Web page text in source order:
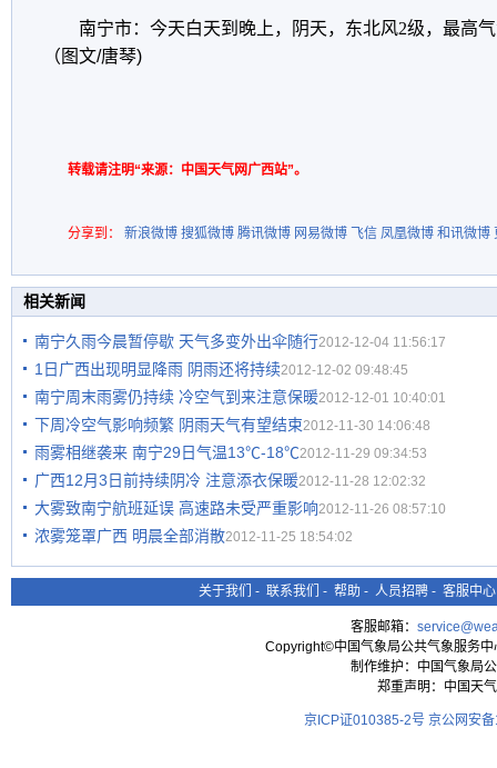
南宁市： 今天白天到晚上，阴天，东北风2级，最高
（图文/唐琴)
转载请注明“来源：中国天气网广西站”。
分享到： 新浪微博 搜狐微博 腾讯微博 网易微博 飞信 凤凰微博 和讯微博
相关新闻
南宁久雨今晨暂停歇 天气多变外出伞随行2012-12-04 11:56:17
1日广西出现明显降雨 阴雨还将持续2012-12-02 09:48:45
南宁周末雨雾仍持续 冷空气到来注意保暖2012-12-01 10:40:01
下周冷空气影响频繁 阴雨天气有望结束2012-11-30 14:06:48
雨雾相继袭来 南宁29日气温13℃-18℃2012-11-29 09:34:53
广西12月3日前持续阴冷 注意添衣保暖2012-11-28 12:02:32
大雾致南宁航班延误 高速路未受严重影响2012-11-26 08:57:10
浓雾笼罩广西 明晨全部消散2012-11-25 18:54:02
关于我们 - 联系我们 - 帮助 - 人员招聘 - 客服中心
客服邮箱：
Copyright©中国气象局公共气象服务
制作维护：中国气象局
郑重声明：中国天
京ICP证010385-2号 京公网安